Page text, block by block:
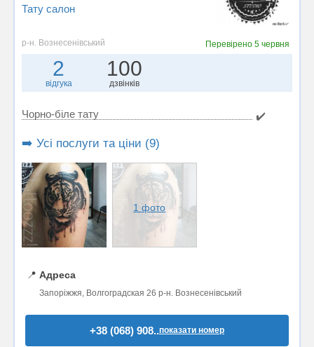
Тату салон
р-н. Вознесенівський Перевірено 5 червня
2
відгука
100
дзвінків
Чорно-біле тату ✔️
➡️ Усі послуги та ціни (9)
1 фото
📍 Адреса
Запоріжжя, Волгоградская 26 р-н. Вознесенівський
+38 (068) 908..показати номер